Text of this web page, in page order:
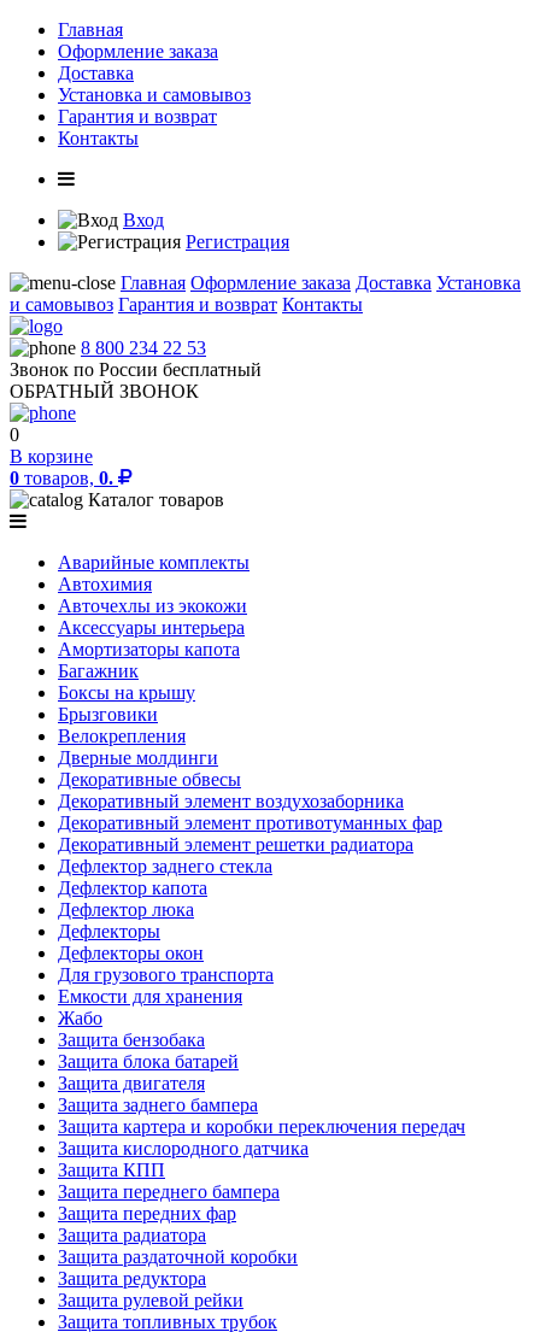
Главная
Оформление заказа
Доставка
Установка и самовывоз
Гарантия и возврат
Контакты
Вход
Регистрация
Главная Оформление заказа Доставка Установка
и самовывоз Гарантия и возврат Контакты
8 800 234 22 53
Звонок по России бесплатный
ОБРАТНЫЙ ЗВОНОК
0
В корзине
0 товаров, 0.
Каталог товаров
Аварийные комплекты
Автохимия
Авточехлы из экокожи
Аксессуары интерьера
Амортизаторы капота
Багажник
Боксы на крышу
Брызговики
Велокрепления
Дверные молдинги
Декоративные обвесы
Декоративный элемент воздухозаборника
Декоративный элемент противотуманных фар
Декоративный элемент решетки радиатора
Дефлектор заднего стекла
Дефлектор капота
Дефлектор люка
Дефлекторы
Дефлекторы окон
Для грузового транспорта
Емкости для хранения
Жабо
Защита бензобака
Защита блока батарей
Защита двигателя
Защита заднего бампера
Защита картера и коробки переключения передач
Защита кислородного датчика
Защита КПП
Защита переднего бампера
Защита передних фар
Защита радиатора
Защита раздаточной коробки
Защита редуктора
Защита рулевой рейки
Защита топливных трубок